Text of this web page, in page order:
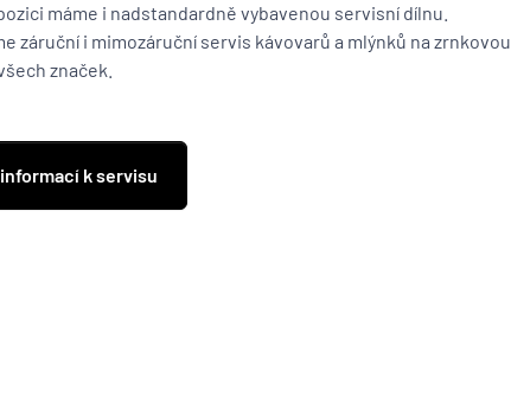
máme i nadstandardně vybavenou servisní dílnu.
záruční i mimozáruční servis kávovarů a mlýnků na zrnkovou
značek.
k servisu